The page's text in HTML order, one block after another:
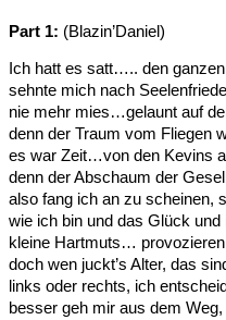
Part 1: (Blazin’Daniel)
Ich hatt es satt….. den
sehnte mich nach
nie mehr mies…gelaunt auf
denn der Traum vom Fliegen
es war Zeit…von den Kevins
denn der Abschaum der
also fang ich an zu scheinen,
wie ich bin und das Glück
kleine Hartmuts…
doch wen juckt’s Alter, das
links oder rechts, ich
besser geh mir aus dem